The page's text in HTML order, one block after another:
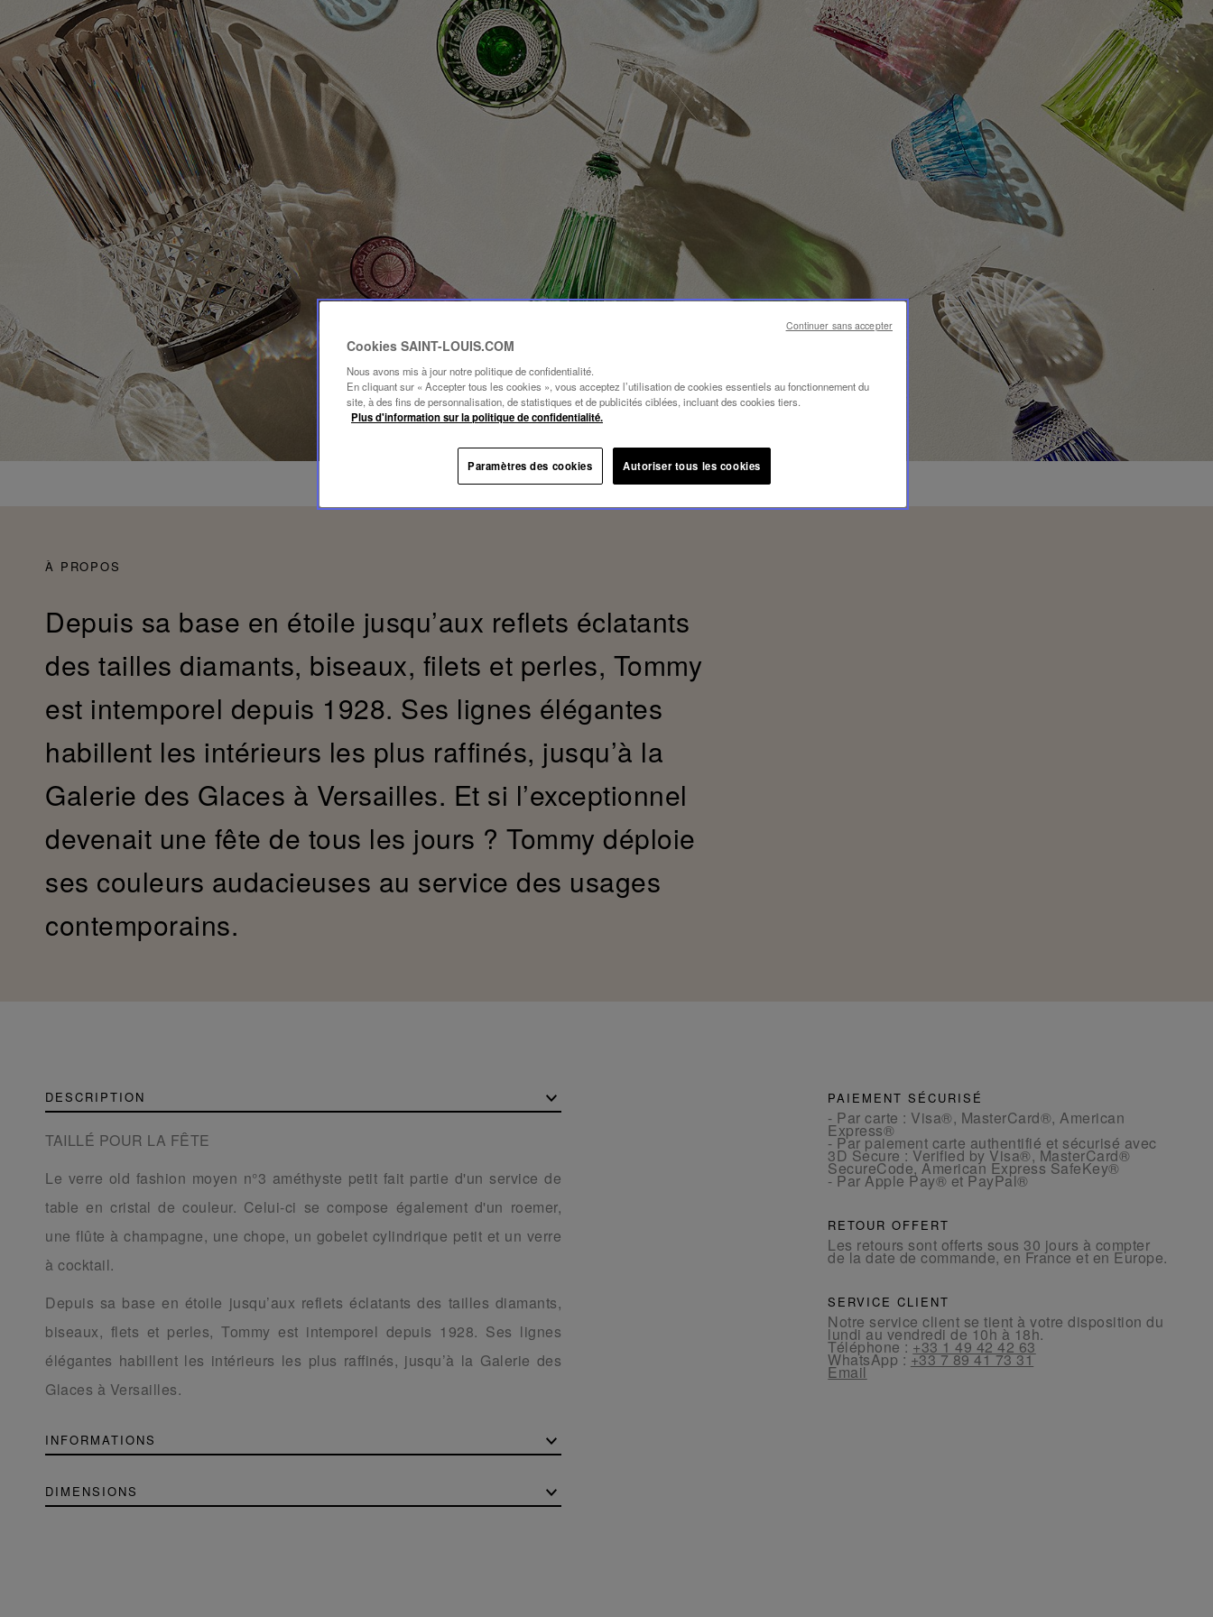
À PROPOS
Depuis sa base en étoile jusqu’aux reflets éclatants
des tailles diamants, biseaux, filets et perles, Tommy
est intemporel depuis 1928. Ses lignes élégantes
habillent les intérieurs les plus raffinés, jusqu’à la
Galerie des Glaces à Versailles. Et si l’exceptionnel
devenait une fête de tous les jours ? Tommy déploie
ses couleurs audacieuses au service des usages
contemporains.
DESCRIPTION
TAILLÉ POUR LA FÊTE
Le verre old fashion moyen n°3 améthyste petit fait partie d'un service de
table en cristal de couleur. Celui-ci se compose également d'un roemer,
une flûte à champagne, une chope, un gobelet cylindrique petit et un verre
à cocktail.
Depuis sa base en étoile jusqu’aux reflets éclatants des tailles diamants,
biseaux, flets et perles, Tommy est intemporel depuis 1928. Ses lignes
élégantes habillent les intérieurs les plus raffinés, jusqu’à la Galerie des
Glaces à Versailles.
INFORMATIONS
DIMENSIONS
PAIEMENT SÉCURISÉ
- Par carte : Visa®, MasterCard®, American
Express®
- Par paiement carte authentifié et sécurisé avec
3D Secure : Verified by Visa®, MasterCard®
SecureCode, American Express SafeKey®
- Par Apple Pay® et PayPal®
RETOUR OFFERT
Les retours sont offerts sous 30 jours à compter
de la date de commande, en France et en Europe.
SERVICE CLIENT
Notre service client se tient à votre disposition du
lundi au vendredi de 10h à 18h.
Téléphone :+33 1 49 42 42 63
WhatsApp : +33 7 89 41 73 31
Email
Cookies SAINT-LOUIS.COM
Nous avons mis à jour notre politique de confidentialité.
En cliquant sur « Accepter tous les cookies », vous acceptez l’utilisation de cookies essentiels au fonctionnement du
site, à des fins de personnalisation, de statistiques et de publicités ciblées, incluant des cookies tiers.
Plus d'information sur la politique de confidentialité.
Paramètres des cookies Autoriser tous les cookies
Continuer sans accepter